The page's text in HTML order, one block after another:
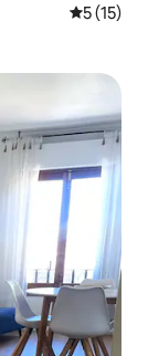
レビュー
5 (15)